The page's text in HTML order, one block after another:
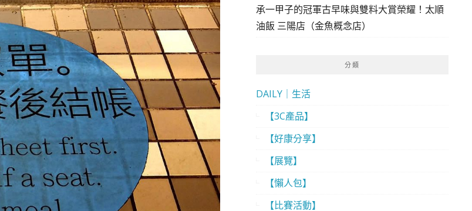
承一甲子的冠軍古早味與雙料大賞榮耀！太順
油飯 三陽店（金魚概念店）
分類
DAILY｜生活
【3C產品】
【好康分享】
【展覽】
【懶人包】
【比賽活動】